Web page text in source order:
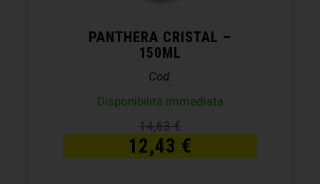
PANTHERA CRISTAL –
150ML
Cod.
Disponibilità immediata
14,63€
12,43 €